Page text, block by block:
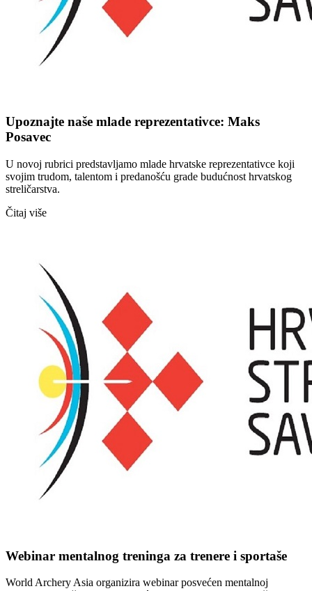
Upoznajte naše mlade reprezentativce: Maks
Posavec
U novoj rubrici predstavljamo mlade hrvatske reprezentativce koji
svojim trudom, talentom i predanošću grade budućnost hrvatskog
streličarstva.
Čitaj više
Webinar mentalnog treninga za trenere i sportaše
World Archery Asia organizira webinar posvećen mentalnoj